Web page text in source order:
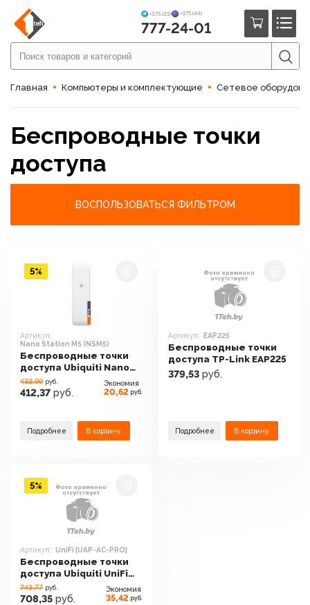
+375 (29) +375 (44)
777-24-01
Главная Компьютеры и комплектующие Сетевое
Беспроводные точки
доступа
ВОСПОЛЬЗОВАТЬСЯ ФИЛЬТРОМ
Артикул:
Nano Station M5 (NSM5)
Беспроводные точки
доступа Ubiquiti Nano
Station M5 (NSM5)
432.99 руб.
412,37 руб.
Экономия
20,62 руб.
Подробнее В корзину
5%
Артикул: EAP225
Беспроводные точки
доступа TP-Link EAP225
379,53 руб.
Подробнее В корзину
Артикул: UniFi [UAP-AC-PRO]
Беспроводные точки
доступа Ubiquiti UniFi
[UAP-AC-PRO]
743.77 руб.
708,35 руб.
Экономия
35,42 руб.
5%